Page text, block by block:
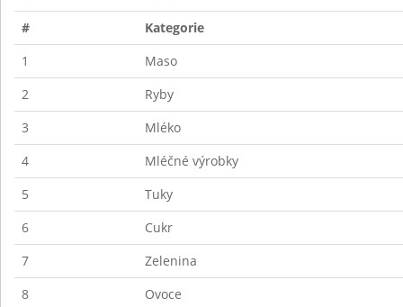
#
Kategorie
1
Maso
2
Ryby
3
Mléko
4
Mléčné výrobky
5
Tuky
6
Cukr
7
Zelenina
8
Ovoce